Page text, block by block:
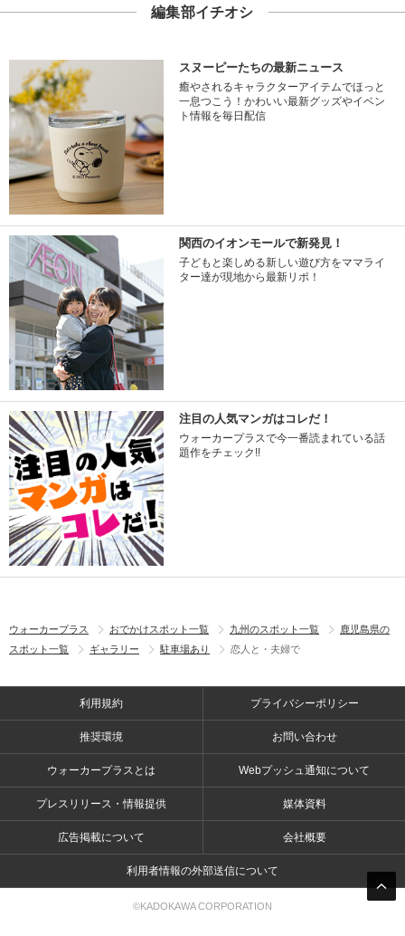
編集部イチオシ
スヌーピーたちの最新ニュース
癒やされるキャラクターアイテムでほっと
一息つこう！かわいい最新グッズやイベン
ト情報を毎日配信
関西のイオンモールで新発見！
子どもと楽しめる新しい遊び方をママライ
ター達が現地から最新リポ！
注目の人気マンガはコレだ！
ウォーカープラスで今一番読まれている話
題作をチェック!!
ウォーカープラス おでかけスポット一覧 九州のスポット一覧
鹿児島県の
スポット一覧
ギャラリー 駐車場あり 恋人と・夫婦で
利用規約 プライバシーポリシー
推奨環境 お問い合わせ
ウォーカープラスとは Webプッシュ通知について
プレスリリース・情報提供 媒体資料
広告掲載について 会社概要
利用者情報の外部送信について
©KADOKAWA CORPORATION